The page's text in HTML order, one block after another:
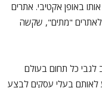
באופן אקטיבי. אתרים
"מתים", שקשה
לגבי כל תחום בעולם
לאותם בעלי עסקים לבצע